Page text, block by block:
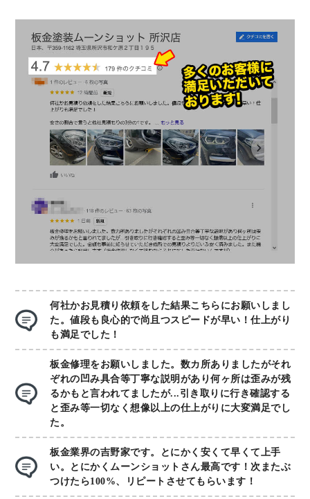
何社かお見積り依頼をした結果こちらにお願いしまし
た。値段も良心的で尚且つスピードが早い！仕上がり
も満足でした！
板金修理をお願いしました。数カ所ありましたがそれ
ぞれの凹み具合等丁寧な説明があり何ヶ所は歪みが残
るかもと言われてましたが...引き取りに行き確認する
と歪み等一切なく想像以上の仕上がりに大変満足でし
た。
板金業界の吉野家です。とにかく安くて早くて上手
い。とにかくムーンショットさん最高です！次またぶ
つけたら100%、リピートさせてもらいます！